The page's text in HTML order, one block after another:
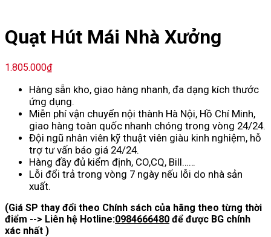
Quạt Hút Mái Nhà Xưởng
1.805.000₫
Hàng sẵn kho, giao hàng nhanh, đa dạng kích thước
ứng dụng.
Miễn phí vận chuyển nội thành Hà Nội, Hồ Chí Minh,
giao hàng toàn quốc nhanh chóng trong vòng 24/24.
Đội ngũ nhân viên kỹ thuật viên giàu kinh nghiệm, hỗ
trợ tư vấn báo giá 24/24.
Hàng đầy đủ kiểm định, CO,CQ, Bill……
Lỗi đổi trả trong vòng 7 ngày nếu lỗi do nhà sản
xuất.
(Giá SP thay đổi theo Chính sách của hãng theo từng thời
điểm --> Liên hệ Hotline:0984666480 để được BG chính
xác nhất )